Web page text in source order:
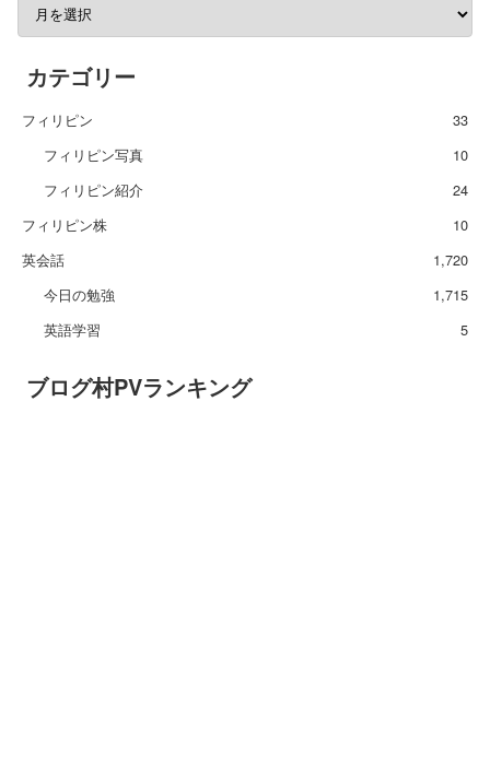
カテゴリー
フィリピン
33
フィリピン写真
10
フィリピン紹介
24
フィリピン株
10
英会話
1,720
今日の勉強
1,715
英語学習
5
ブログ村PVランキング